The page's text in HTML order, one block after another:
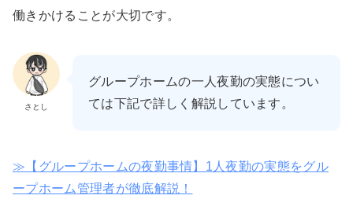
働きかけることが大切です。
さとし
グループホームの一人夜勤の実態につい
ては下記で詳しく解説しています。
≫【グループホームの夜勤事情】1人夜勤の実態をグル
ープホーム管理者が徹底解説！